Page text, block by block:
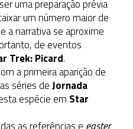
uma preparação prévia
um número maior de
a narrativa se aproxime
de eventos
Trek: Picard.
a primeira aparição de
séries deJornada
espécie em Star
as referências e easter